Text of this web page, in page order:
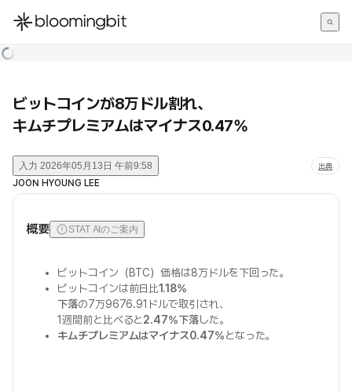
한국어
ビットコインが8万ドル割れ、
キムチプレミアムはマイナス0.47%
入力 2026年05月13日 午前9:58 出典
JOON HYOUNG LEE
概要 STAT AIのご案内
ビットコイン（BTC）価格は8万ドルを下回った。
ビットコインは前日比1.18%
下落の7万9676.91ドルで取引され、
1週間前と比べると2.47%下落した。
キムチプレミアムはマイナス0.47%となった。